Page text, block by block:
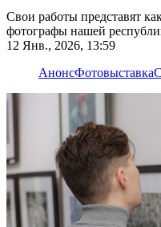
Свои работы представят
фотографы нашей
12 Янв., 2026, 13:59
АнонсФотовыставка